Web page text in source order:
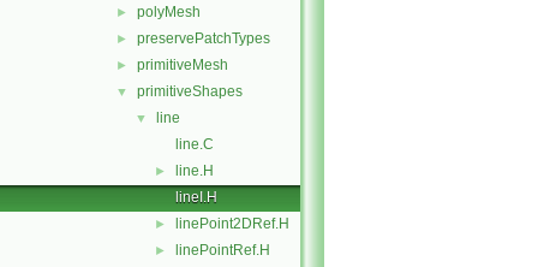
► polyMesh
► preservePatchTypes
► primitiveMesh
▼ primitiveShapes
▼
line
line.C
►
line.H
lineI.H
► linePoint2DRef.H
► linePointRef.H